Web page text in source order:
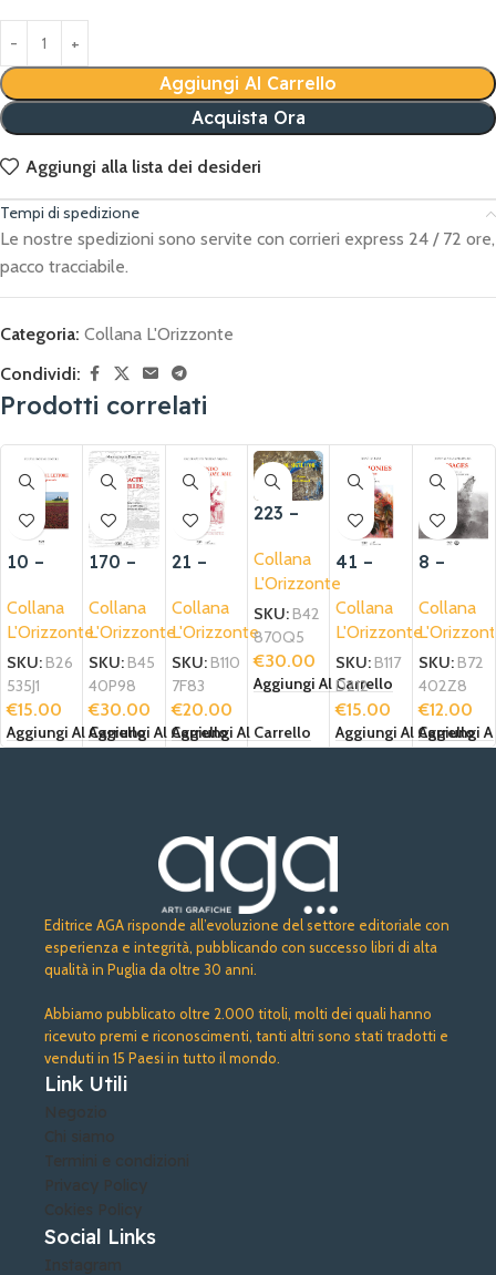
Aggiungi Al Carrello
Acquista Ora
Aggiungi alla lista dei desideri
Tempi di spedizione
Le nostre spedizioni sono servite con corrieri express 24 / 72 ore,
pacco tracciabile.
Categoria: Collana L'Orizzonte
Condividi:
Prodotti correlati
10 –
o con il
lettore
Collana
L'Orizzonte
SKU: B26
535J1
€15.00
Aggiungi Al Carrello
170 –
Bibract
e à
Versaill
es
Collana
L'Orizzonte
SKU: B45
40P98
€30.00
Aggiungi Al Carrello
21 –
o las
flores
del mal
Collana
L'Orizzonte
SKU: B110
7F83
€20.00
Aggiungi Al Carrello
223 –
poème
du
signe
d’or
Collana
L'Orizzonte
SKU: B42
870Q5
€30.00
Aggiungi Al Carrello
41 –
Harmon
ies
Collana
L'Orizzonte
SKU: B117
D212
€15.00
Aggiungi Al Carrello
8 –
es
Collana
SKU: B72
402Z8
€12.00
Aggiungi
Editrice AGA risponde all’evoluzione del settore editoriale con
esperienza e integrità, pubblicando con successo libri di alta
qualità in Puglia da oltre 30 anni.
Abbiamo pubblicato oltre 2.000 titoli, molti dei quali hanno
ricevuto premi e riconoscimenti, tanti altri sono stati tradotti e
venduti in 15 Paesi in tutto il mondo.
Link Utili
Negozio
Chi siamo
Termini e condizioni
Privacy Policy
Cokies Policy
Social Links
Instagram